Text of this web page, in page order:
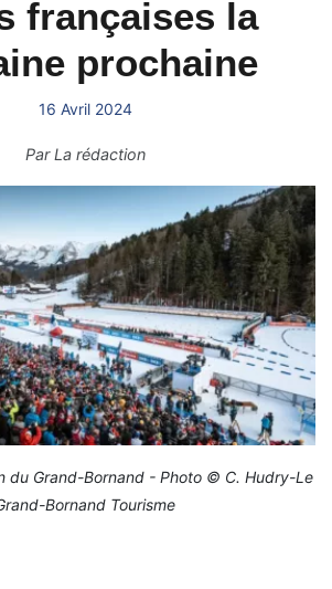
françaises la
prochaine
16 Avril 2024
ParLa rédaction
du Grand-Bornand - Photo © C. Hudry-Le
Bornand Tourisme